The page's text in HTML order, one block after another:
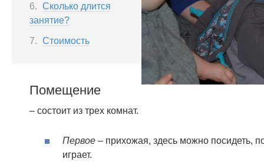
Сколько длится
занятие?
Стоимость
Помещение
– состоит из трех комнат.
Первое – прихожая, здесь можно посидеть,
играет.